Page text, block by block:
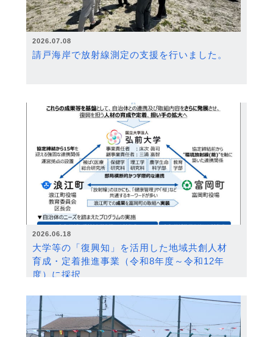
2026.07.08
請戸海岸で放射線測定の支援を行いました。
2026.06.18
大学等の「復興知」を活用した地域共創人材
育成・定着推進事業（令和8年度～令和12年
度）に採択